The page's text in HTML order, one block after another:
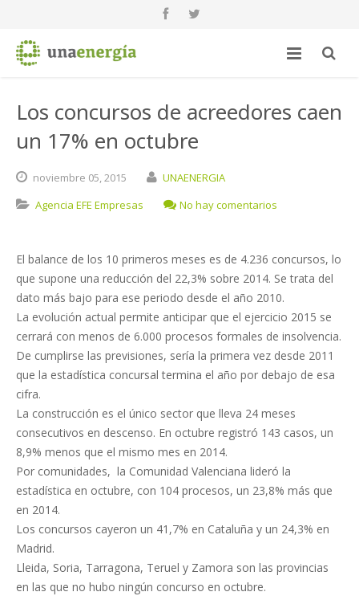
Los concursos de acreedores caen
un 17% en octubre
noviembre 05,2015
UNAENERGIA
Agencia EFE Empresas
No hay comentarios
El balance de los 10 primeros meses es de 4.236 concursos, lo
que supone una reducción del 22,3% sobre 2014. Se trata del
dato más bajo para ese periodo desde el año 2010.
La evolución actual permite anticipar que el ejercicio 2015 se
cerrará con menos de 6.000 procesos formales de insolvencia.
De cumplirse las previsiones, sería la primera vez desde 2011
que la estadística concursal termina el año por debajo de esa
cifra.
La construcción es el único sector que lleva 24 meses
consecutivos en descenso. En octubre registró 143 casos, un
8,9% menos que el mismo mes en 2014.
Por comunidades, la Comunidad Valenciana lideró la
estadística en octubre, con 104 procesos, un 23,8% más que
en 2014.
Los concursos cayeron un 41,7% en Cataluña y un 24,3% en
Madrid.
Lleida, Soria, Tarragona, Teruel y Zamora son las provincias
en las que no hubo ningún concurso en octubre.